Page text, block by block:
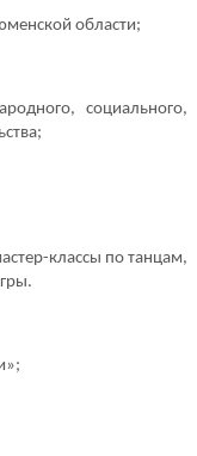
области;
социального,
классы по танцам,